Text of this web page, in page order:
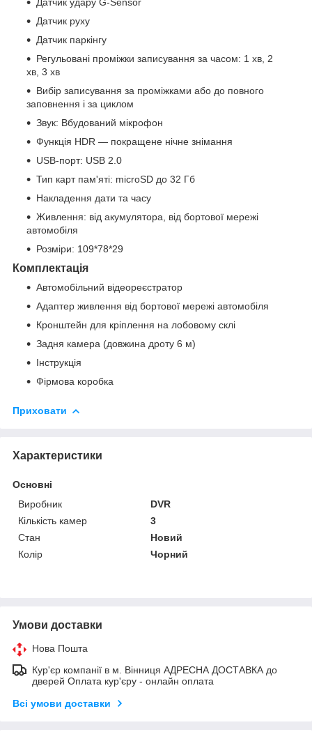
Датчик руху
Датчик паркінгу
Регульовані проміжки записування за часом: 1 хв, 2
хв, 3 хв
Вибір записування за проміжками або до повного
заповнення і за циклом
Звук: Вбудований мікрофон
Функція HDR — покращене нічне знімання
USB-порт: USB 2.0
Тип карт пам'яті: microSD до 32 Гб
Накладення дати та часу
Живлення: від акумулятора, від бортової мережі
автомобіля
Розміри: 109*78*29
Комплектація
Автомобільний відеореєстратор
Адаптер живлення від бортової мережі автомобіля
Кронштейн для кріплення на лобовому склі
Задня камера (довжина дроту 6 м)
Інструкція
Фірмова коробка
Приховати
Характеристики
Основні
Виробник
DVR
Кількість камер
3
Стан
Новий
Колір
Чорний
Умови доставки
Нова Пошта
Кур'єр компанії в м. Вінниця АДРЕСНА ДОСТАВКА до
дверей Оплата кур'єру - онлайн оплата
Всі умови доставки